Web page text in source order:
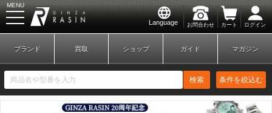
Language お問合わせ カート ログイン
MENU
ブランド 買取 ショップ ガイド マガジン
検索 条件を絞込む